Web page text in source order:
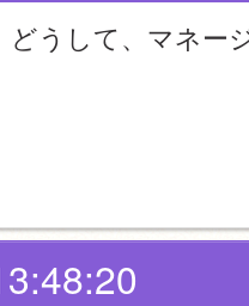
どうして、マネー